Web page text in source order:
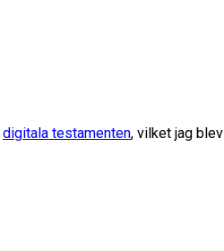
digitala testamenten, vilket jag blev